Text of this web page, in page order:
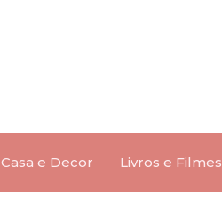
Casa e Decor Livros e Filmes